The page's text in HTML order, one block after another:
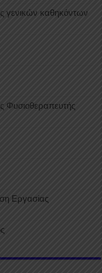
γενικών καθηκόντων
Φυσιοθεραπευτής
Εργασίας